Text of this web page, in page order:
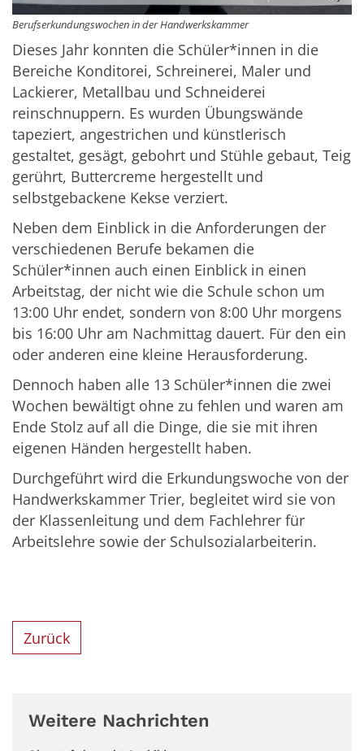
Berufserkundungswochen in der Handwerkskammer
Dieses Jahr konnten die Schüler*innen in die
Bereiche Konditorei, Schreinerei, Maler und
Lackierer, Metallbau und Schneiderei
reinschnuppern. Es wurden Übungswände
tapeziert, angestrichen und künstlerisch
gestaltet, gesägt, gebohrt und Stühle gebaut, Teig
gerührt, Buttercreme hergestellt und
selbstgebackene Kekse verziert.
Neben dem Einblick in die Anforderungen der
verschiedenen Berufe bekamen die
Schüler*innen auch einen Einblick in einen
Arbeitstag, der nicht wie die Schule schon um
13:00 Uhr endet, sondern von 8:00 Uhr morgens
bis 16:00 Uhr am Nachmittag dauert. Für den ein
oder anderen eine kleine Herausforderung.
Dennoch haben alle 13 Schüler*innen die zwei
Wochen bewältigt ohne zu fehlen und waren am
Ende Stolz auf all die Dinge, die sie mit ihren
eigenen Händen hergestellt haben.
Durchgeführt wird die Erkundungswoche von der
Handwerkskammer Trier, begleitet wird sie von
der Klassenleitung und dem Fachlehrer für
Arbeitslehre sowie der Schulsozialarbeiterin.
Zurück
Weitere Nachrichten